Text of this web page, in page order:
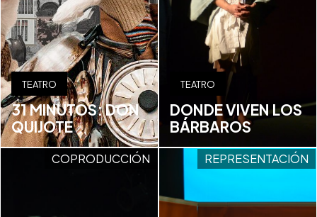
TEATRO
31 MINUTOS: DON
QUIJOTE
TEATRO
DONDE VIVEN LOS
BÁRBAROS
COPRODUCCIÓN REPRESENTACIÓN